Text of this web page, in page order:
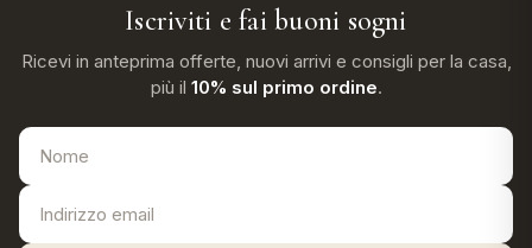
Iscriviti e fai buoni sogni
Ricevi in anteprima offerte, nuovi arrivi e consigli per la casa,
più il 10% sul primo ordine.